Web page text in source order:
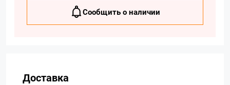
Сообщить о наличии
Доставка